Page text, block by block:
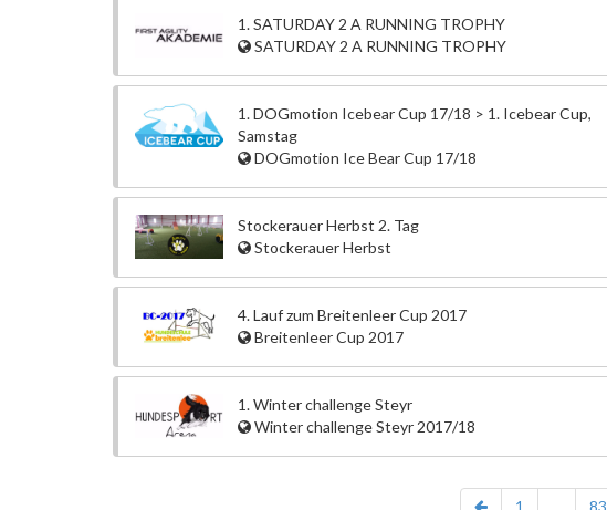
1. SATURDAY 2 A RUNNING TROPHY
SATURDAY 2 A RUNNING TROPHY
1. DOGmotion Icebear Cup 17/18 > 1. Icebear Cup,
Samstag
DOGmotion Ice Bear Cup 17/18
Stockerauer Herbst 2. Tag
Stockerauer Herbst
4. Lauf zum Breitenleer Cup 2017
Breitenleer Cup 2017
1. Winter challenge Steyr
Winter challenge Steyr 2017/18
1 ... 83